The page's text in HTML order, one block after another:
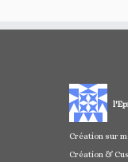
Création sur
Création &